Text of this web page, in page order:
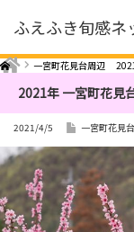
ふえふき旬感ネ
Home 一宮町花見台周辺
2021年 一宮町花見
2021/4/5 一宮町花見